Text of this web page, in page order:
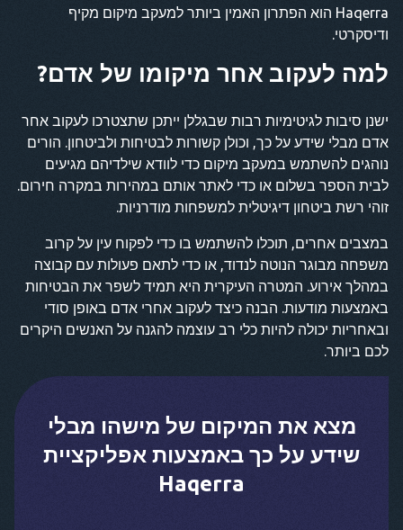
Haqerra הוא הפתרון האמין ביותר למעקב מיקום מקיף
ודיסקרטי.
למה לעקוב אחר מיקומו של אדם?
ישנן סיבות לגיטימיות רבות שבגללן ייתכן שתצטרכו לעקוב אחר
אדם מבלי שידע על כך, וכולן קשורות לבטיחות ולביטחון. הורים
נוהגים להשתמש במעקב מיקום כדי לוודא שילדיהם מגיעים
לבית הספר בשלום או כדי לאתר אותם במהירות במקרה חירום.
זוהי רשת ביטחון דיגיטלית למשפחות מודרניות.
במצבים אחרים, תוכלו להשתמש בו כדי לפקוח עין על קרוב
משפחה מבוגר הנוטה לנדוד, או כדי לתאם פעולות עם קבוצה
במהלך אירוע. המטרה העיקרית היא תמיד לשפר את הבטיחות
באמצעות מודעות. הבנה כיצד לעקוב אחרי אדם באופן סודי
ובאחריות יכולה להיות כלי רב עוצמה להגנה על האנשים היקרים
לכם ביותר.
מצא את המיקום של מישהו מבלי
שידע על כך באמצעות אפליקציית
Haqerra